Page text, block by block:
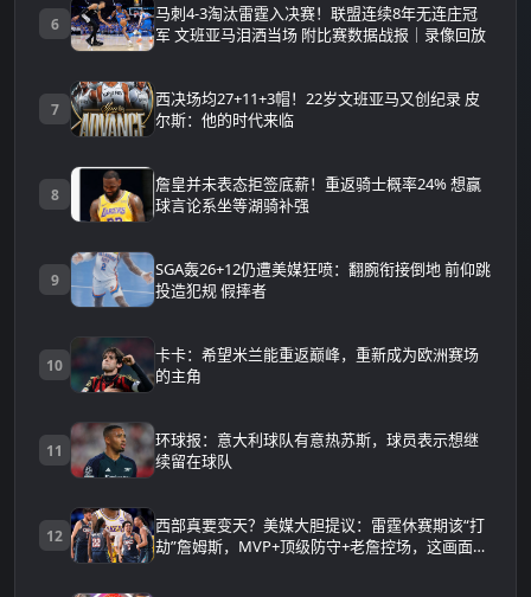
6
马刺4-3淘汰雷霆入决赛！联盟连续8年无连庄冠
军 文班亚马泪洒当场 附比赛数据战报｜录像回放
7
西决场均27+11+3帽！22岁文班亚马又创纪录 皮
尔斯：他的时代来临
8
詹皇并未表态拒签底薪！重返骑士概率24% 想赢
球言论系坐等湖骑补强
9
SGA轰26+12仍遭美媒狂喷：翻腕衔接倒地 前仰跳
投造犯规 假摔者
10
卡卡：希望米兰能重返巅峰，重新成为欧洲赛场
的主角
11
环球报：意大利球队有意热苏斯，球员表示想继
续留在球队
12
西部真要变天？美媒大胆提议：雷霆休赛期该“打
劫”詹姆斯，MVP+顶级防守+老詹控场，这画面太